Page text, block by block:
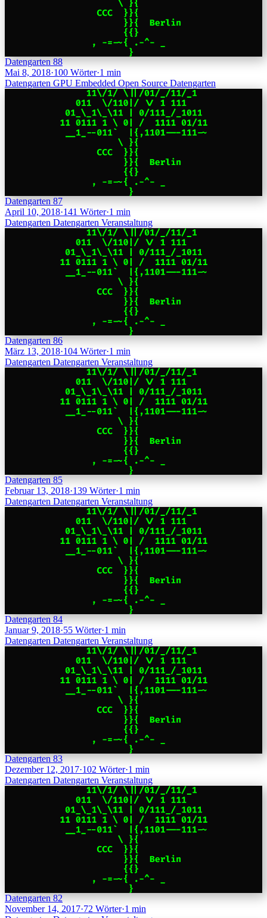
Datengarten 88
Mai 8, 2018·100 Wörter·1 min
Datengarten GPU Embedded Open Source Datengarten
Datengarten 87
April 10, 2018·141 Wörter·1 min
Datengarten Datengarten Veranstaltung
Datengarten 86
März 13, 2018·104 Wörter·1 min
Datengarten Datengarten Veranstaltung
Datengarten 85
Februar 13, 2018·139 Wörter·1 min
Datengarten Datengarten Veranstaltung
Datengarten 84
Januar 9, 2018·55 Wörter·1 min
Datengarten Datengarten Veranstaltung
Datengarten 83
Dezember 12, 2017·102 Wörter·1 min
Datengarten Datengarten Veranstaltung
Datengarten 82
November 14, 2017·72 Wörter·1 min